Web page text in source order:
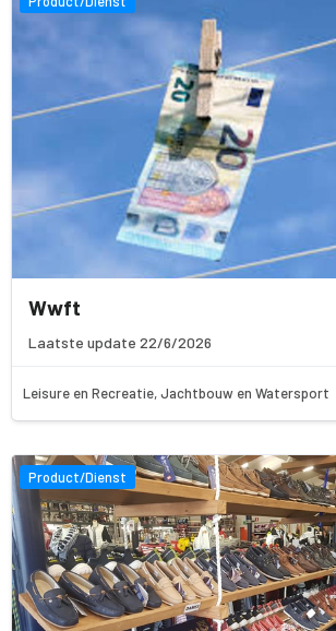
Wwft
Laatste update 22/6/2026
Leisure en Recreatie, Jachtbouw en Watersport
Product/Dienst